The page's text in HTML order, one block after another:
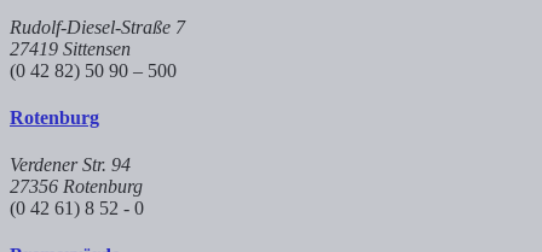
Rudolf-Diesel-Straße 7
27419 Sittensen
(0 42 82) 50 90 – 500
Rotenburg
Verdener Str. 94
27356 Rotenburg
(0 42 61) 8 52 - 0